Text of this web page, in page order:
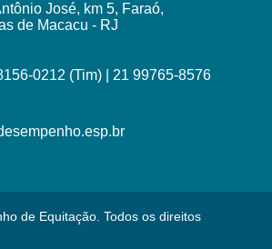
José, km 5, Faraó,
de Macacu - RJ
0212 (Tim) | 21 99765-8576
de Equitação. Todos os direitos